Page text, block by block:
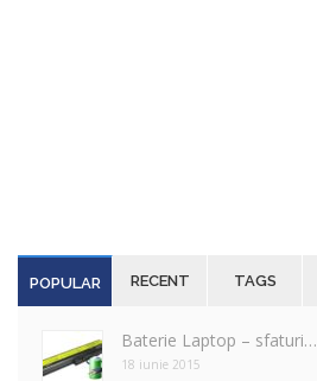
POPULAR RECENT TAGS
Baterie Laptop – sfaturi…
18 iunie 2015